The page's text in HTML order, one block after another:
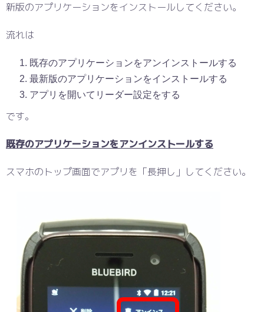
新版のアプリケーションをインストールしてください。
流れは
既存のアプリケーションをアンインストールする
最新版のアプリケーションをインストールする
アプリを開いてリーダー設定をする
です。
既存のアプリケーションをアンインストールする
スマホのトップ画面でアプリを「長押し」してください。